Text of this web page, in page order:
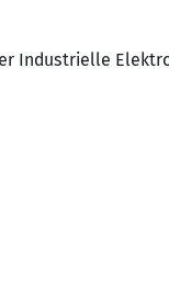
Industrielle